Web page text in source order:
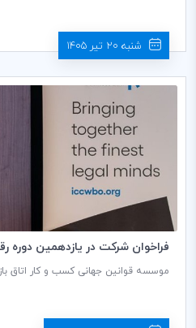
شنبه 20 تیر 1405
فراخوان شرکت در یازدهمین دوره
کسب و کار اتاق بازرگانی بین‌المللی(ICC)